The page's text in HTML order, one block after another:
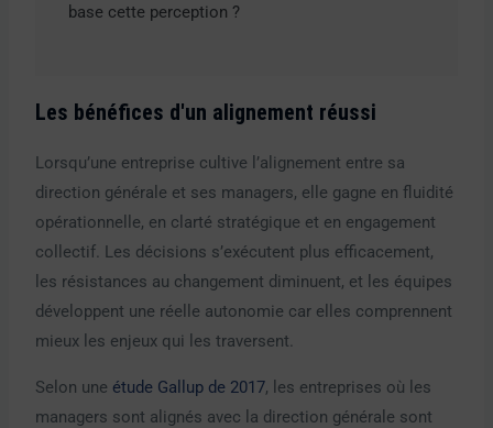
base cette perception ?
Les bénéfices d'un alignement réussi
Lorsqu’une entreprise cultive l’alignement entre sa
direction générale et ses managers, elle gagne en fluidité
opérationnelle, en clarté stratégique et en engagement
collectif. Les décisions s’exécutent plus efficacement,
les résistances au changement diminuent, et les équipes
développent une réelle autonomie car elles comprennent
mieux les enjeux qui les traversent.
Selon une étude Gallup de 2017, les entreprises où les
managers sont alignés avec la direction générale sont